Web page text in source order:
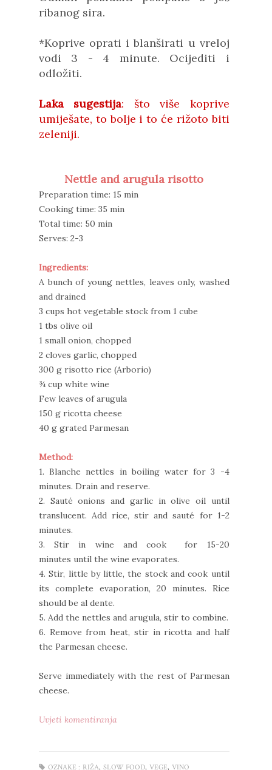
ribanog sira.
*Koprive oprati i blanširati u vreloj
vodi 3 - 4 minute. Ocijediti i
odložiti.
Laka sugestija: što više koprive
umiješate, to bolje i to će rižoto biti
zeleniji.
Nettle and arugula risotto
Preparation time: 15 min
Cooking time: 35 min
Total time: 50 min
Serves: 2-3
Ingredients:
A bunch of young nettles, leaves only, washed
and drained
3 cups hot vegetable stock from 1 cube
1 tbs olive oil
1 small onion, chopped
2 cloves garlic, chopped
300 g risotto rice (Arborio)
¾ cup white wine
Few leaves of arugula
150 g ricotta cheese
40 g grated Parmesan
Method:
1. Blanche nettles in boiling water for 3 -4
minutes. Drain and reserve.
2. Sauté onions and garlic in olive oil until
translucent.Add rice, stir and sauté for 1-2
minutes.
3. Stir in wine and cook for 15-20
minutes until the wine evaporates.
4. Stir, little by little, the stock and cook until
its complete evaporation, 20 minutes. Rice
should be al dente.
5. Add the nettles and arugula, stir to combine.
6. Remove from heat, stir in ricotta and half
the Parmesan cheese.
Serve immediately with the rest of Parmesan
cheese.
Uvjeti komentiranja
OZNAKE : RIŽA, SLOW FOOD, VEGE, VINO